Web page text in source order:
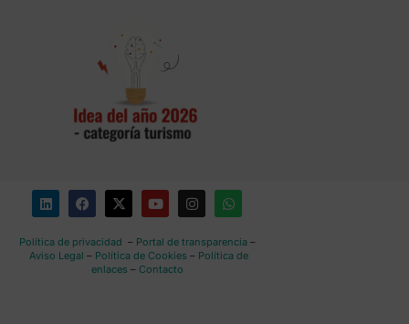
Política de privacidad – Portal de transparencia–
Aviso Legal – Política de Cookies – Política de
enlaces – Contacto